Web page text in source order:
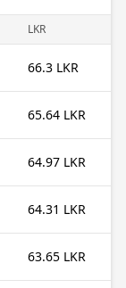
LKR
66.3 LKR
65.64 LKR
64.97 LKR
64.31 LKR
63.65 LKR